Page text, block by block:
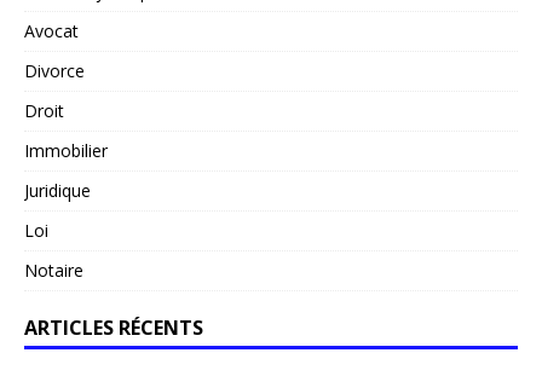
Avocat
Divorce
Droit
Immobilier
Juridique
Loi
Notaire
ARTICLES RÉCENTS